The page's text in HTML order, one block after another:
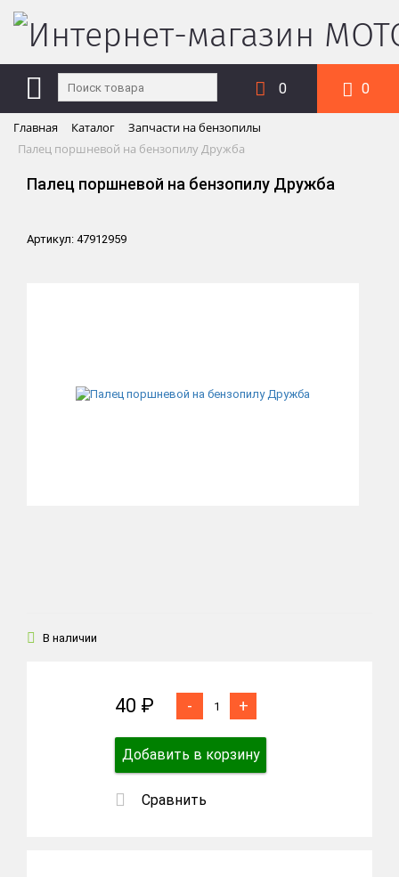
0 0
Главная Каталог
Запчасти на бензопилы
Палец поршневой на бензопилу Дружба
Палец поршневой на бензопилу Дружба
Артикул: 47912959
В наличии
40 ₽ - +
Добавить в корзину
Сравнить